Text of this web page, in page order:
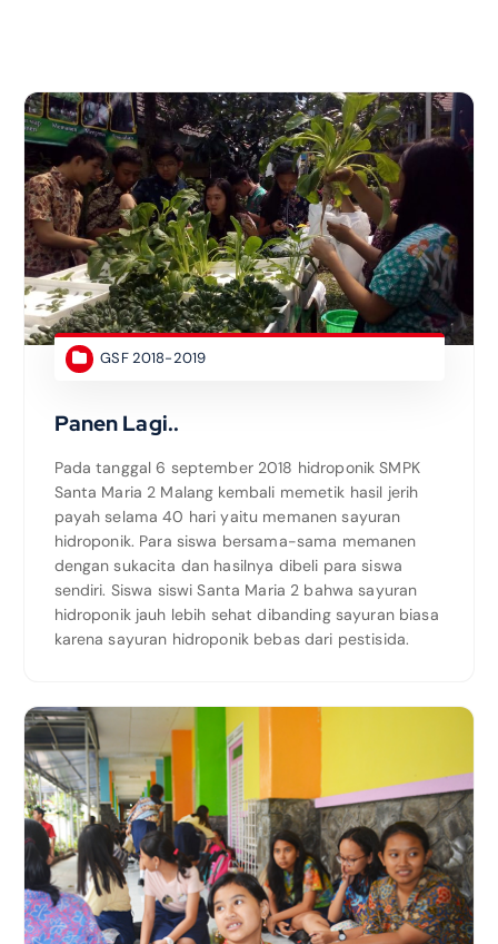
GSF 2018-2019
Panen Lagi..
Pada tanggal 6 september 2018 hidroponik SMPK
Santa Maria 2 Malang kembali memetik hasil jerih
payah selama 40 hari yaitu memanen sayuran
hidroponik. Para siswa bersama-sama memanen
dengan sukacita dan hasilnya dibeli para siswa
sendiri. Siswa siswi Santa Maria 2 bahwa sayuran
hidroponik jauh lebih sehat dibanding sayuran biasa
karena sayuran hidroponik bebas dari pestisida.